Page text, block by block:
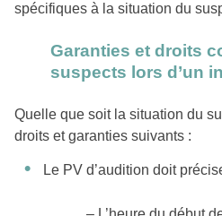
spécifiques à la situation du
Garanties et droits
suspects lors d’un
Quelle que soit la situation du
droits et garanties suivants :
Le PV d’audition doit